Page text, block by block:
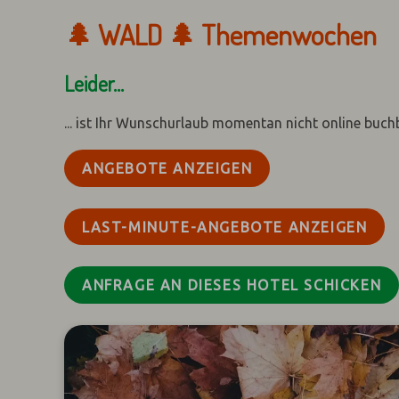
🌲 WALD 🌲 Themenwochen
Leider...
... ist Ihr Wunschurlaub momentan nicht online
ANGEBOTE ANZEIGEN
LAST-MINUTE-ANGEBOTE ANZEIGEN
ANFRAGE AN DIESES HOTEL SCHICKEN